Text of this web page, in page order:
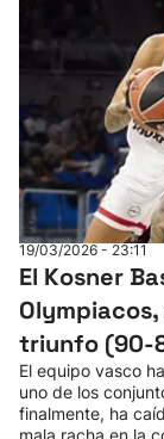
19/03/2026 - 23:11
El Kosner
triunfo (90-
El equipo vasco
uno de los
finalmente, ha